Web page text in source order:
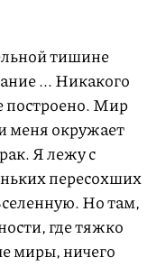
тишине
... Никакого
построено. Мир
меня окружает
Я лежу с
пересохших
Но там,
где тяжко
миры, ничего